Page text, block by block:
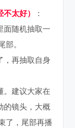
太好）
：
面随机抽取一
。
，再抽取自身
。建议大家在
的镜头，大概
了，尾部再播